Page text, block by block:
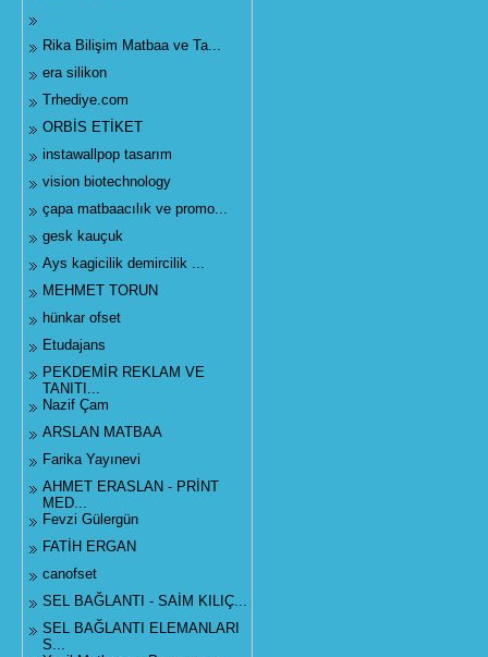
Rika Bilişim Matbaa ve Ta...
era silikon
Trhediye.com
ORBİS ETİKET
instawallpop tasarım
vision biotechnology
çapa matbaacılık ve promo...
gesk kauçuk
Ays kagicilik demircilik ...
MEHMET TORUN
hünkar ofset
Etudajans
PEKDEMİR REKLAM VE
TANITI...
Nazif Çam
ARSLAN MATBAA
Farika Yayınevi
AHMET ERASLAN - PRİNT
MED...
Fevzi Gülergün
FATİH ERGAN
canofset
SEL BAĞLANTI - SAİM KILIÇ...
SEL BAĞLANTI ELEMANLARI
S...